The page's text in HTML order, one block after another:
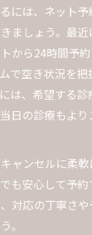
選びで失敗しな
医者で重視した
本町の歯医者予
強い本町エリア
える歯医者の診
可能な歯医者予
には、ネット
ましょう。最
から24時間予
で空き状況を把
は、希望する
日の診療もより
ャンセルに柔
も安心して予約
対応の丁寧さ
。